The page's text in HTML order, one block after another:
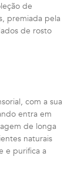
de
premiada pela
de rosto
com a sua
entra em
de longa
naturais
e purifica a